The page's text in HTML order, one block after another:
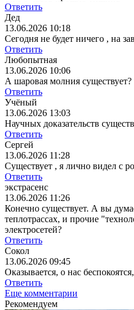
Ответить
Дед
13.06.2026 10:18
Сегодня не будет ничего , на
Ответить
Любопытная
13.06.2026 10:06
А шаровая молния существует?
Ответить
Учёный
13.06.2026 13:03
Научных доказательств
Ответить
Сергей
13.06.2026 11:28
Существует , я лично видел с
Ответить
экстрасенс
13.06.2026 11:26
Конечно существует. А вы
теплотрассах, и прочие
электросетей?
Ответить
Сокол
13.06.2026 09:45
Оказывается, о нас
Ответить
Еще комментарии
Рекомендуем